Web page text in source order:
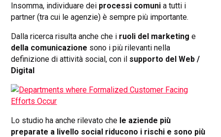
Insomma, individuare dei processi comuni a tutti i
partner (tra cui le agenzie) è sempre più importante.
Dalla ricerca risulta anche che i ruoli del marketing e
della comunicazione sono i più rilevanti nella
definizione di attività social, con il supporto del Web /
Digital
Lo studio ha anche rilevato che le aziende più
preparate a livello social riducono i rischi e sono più